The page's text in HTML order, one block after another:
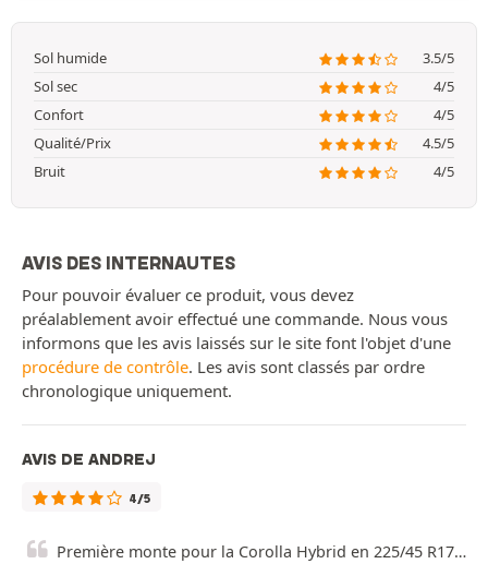
Sol humide
3.5/5
Sol sec
4/5
Confort
4/5
Qualité/Prix
4.5/5
Bruit
4/5
AVIS DES INTERNAUTES
Pour pouvoir évaluer ce produit, vous devez
préalablement avoir effectué une commande. Nous vous
informons que les avis laissés sur le site font l'objet d'une
procédure de contrôle. Les avis sont classés par ordre
chronologique uniquement.
AVIS DE ANDREJ
4/5
Première monte pour la Corolla Hybrid en 225/45 R17…